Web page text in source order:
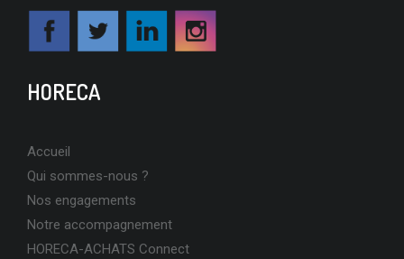
HORECA
Accueil
Qui sommes-nous ?
Nos engagements
Notre accompagnement
HORECA-ACHATS Connect